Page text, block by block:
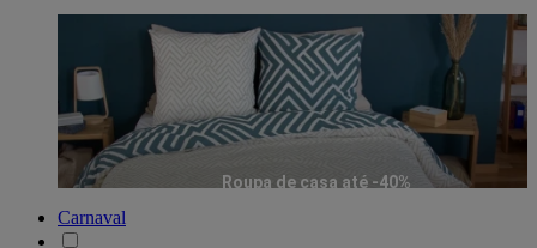
Roupa de casa até -40%
Carnaval